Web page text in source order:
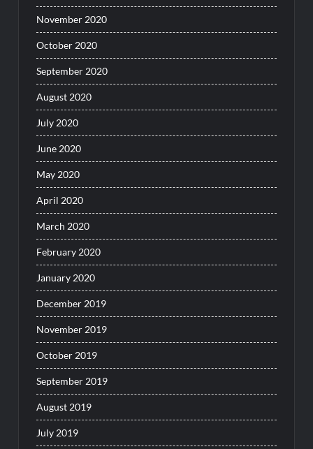
November 2020
October 2020
September 2020
August 2020
July 2020
June 2020
May 2020
April 2020
March 2020
February 2020
January 2020
December 2019
November 2019
October 2019
September 2019
August 2019
July 2019